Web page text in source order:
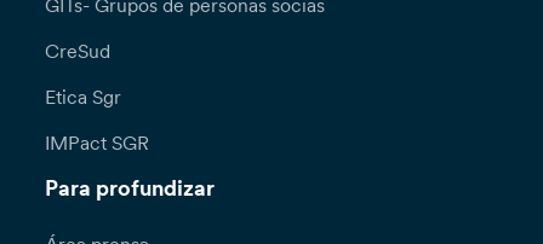
GITs- Grupos de personas socias
CreSud
Etica Sgr
IMPact SGR
Para profundizar